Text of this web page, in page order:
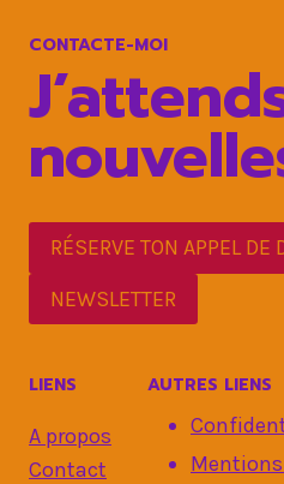
DIFFICILES
LA
CONTACTE-MOI
RÉSERVE TON APPEL DE
NEWSLETTER
LIENS
A propos
Contact
AUTRES LIENS
Mentions